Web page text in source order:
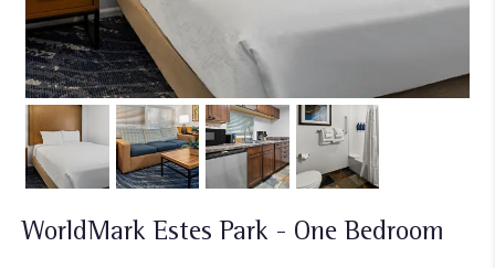
WorldMark Estes Park - One Bedroom